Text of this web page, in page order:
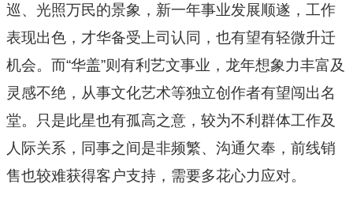
巡、光照万民的景象，新一年事业发展顺遂，工作
表现出色，才华备受上司认同，也有望有轻微升迁
机会。而“华盖”则有利艺文事业，龙年想象力丰富及
灵感不绝，从事文化艺术等独立创作者有望闯出名
堂。只是此星也有孤高之意，较为不利群体工作及
人际关系，同事之间是非频繁、沟通欠奉，前线销
售也较难获得客户支持，需要多花心力应对。